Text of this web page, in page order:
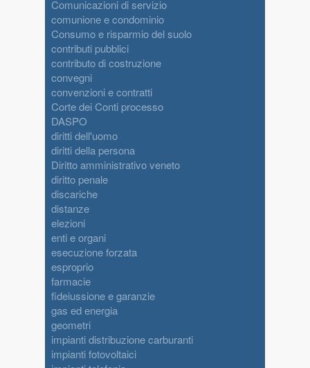
Comunicazioni di servizio
comunione e condominio
Consumo e risparmio del suolo
contributi pubblici
contributo di costruzione
convegni
convenzioni e contratti
Corte dei Conti processo
DASPO
diritti dell'uomo
diritti della persona
Diritto amministrativo veneto
diritto penale
discariche
distanze
elezioni
enti e organi
esecuzione forzata
esproprio
farmacie
fideiussione e garanzie
gas ed energia
geometri
impianti distribuzione carburanti
impianti fotovoltaici